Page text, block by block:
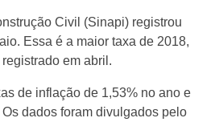
Civil (Sinapi) registrou
Essa é a maior taxa de 2018,
em abril.
de inflação de 1,53% no ano e
dados foram divulgados pelo